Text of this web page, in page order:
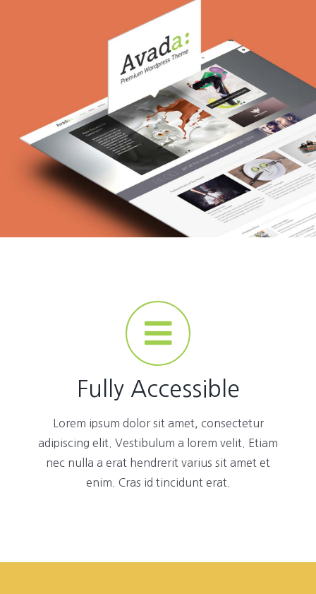
Fully Accessible
Lorem ipsum dolor sit amet, consectetur
adipiscing elit. Vestibulum a lorem velit. Etiam
nec nulla a erat hendrerit varius sit amet et
enim. Cras id tincidunt erat.